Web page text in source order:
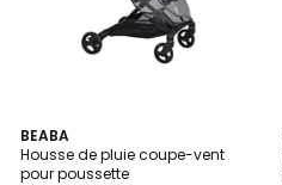
BEABA
Housse de pluie coupe-vent
pour poussette